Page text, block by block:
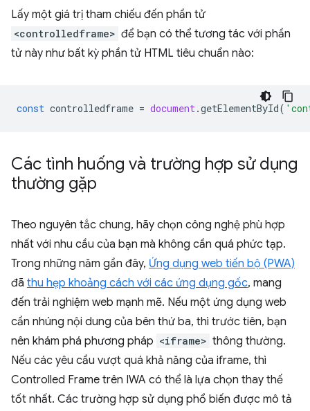
Lấy một giá trị tham chiếu đến phần tử
<controlledframe> để bạn có thể tương tác với phần
tử này như bất kỳ phần tử HTML tiêu chuẩn nào:
const controlledframe = document.getElementById(
Các tình huống và trường hợp sử dụng
thường gặp
Theo nguyên tắc chung, hãy chọn công nghệ phù hợp
nhất với nhu cầu của bạn mà không cần quá phức tạp.
Trong những năm gần đây, Ứng dụng web tiến bộ (PWA)
đã thu hẹp khoảng cách với các ứng dụng gốc, mang
đến trải nghiệm web mạnh mẽ. Nếu một ứng dụng web
cần nhúng nội dung của bên thứ ba, thì trước tiên, bạn
nên khám phá phương pháp <iframe> thông thường.
Nếu các yêu cầu vượt quá khả năng của iframe, thì
Controlled Frame trên IWA có thể là lựa chọn thay thế
tốt nhất. Các trường hợp sử dụng phổ biến được mô tả